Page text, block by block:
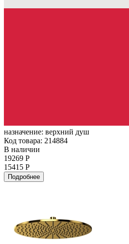
назначение: верхний душ
Код товара: 214884
В наличии
19269 Р
15415 Р
Подробнее